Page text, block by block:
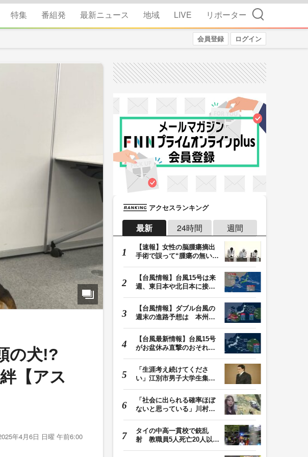
特集 番組発 最新ニュース 地域 LIVE リポーター 検索
会員登録 ログイン
の犬!?
【アス
年4月6日 日曜 午前6:00
アクセスランキング
最新 24時間 週間
【速報】女性の脳腫瘍摘出
手術で誤って“腫瘍の無い部
【台風情報】台風15号は来
週、東日本や北日本に接近
【台風情報】ダブル台風の
週末の進路予想は 本州は
【台風最新情報】台風15号
がお盆休み直撃のおそれ
「生涯考え続けてくださ
い」江別市男子大学生集団
「社会に出られる確率ほぼ
ないと思っている」川村葉
タイの中高一貫校で銃乱
射 教職員5人死亡20人以上